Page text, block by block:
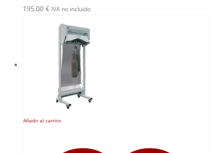
195,00 € IVA no incluido
Añadir al carrito